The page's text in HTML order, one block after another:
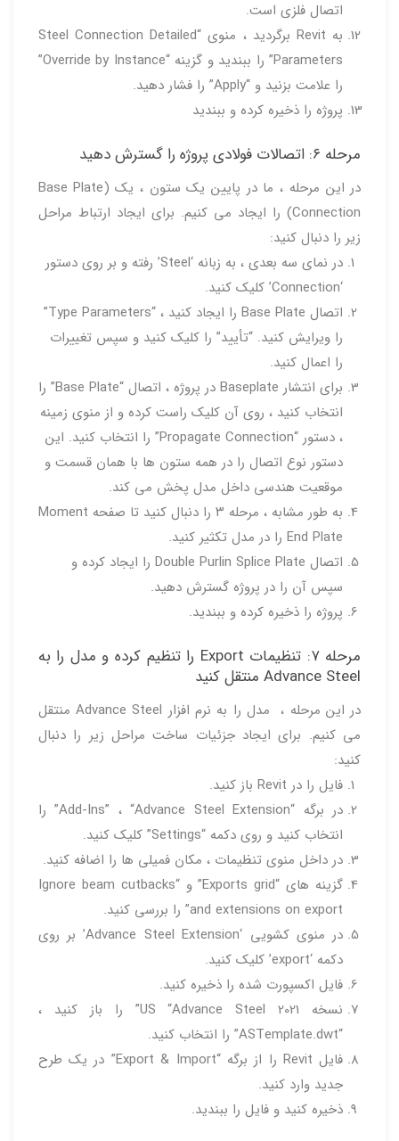
اتصال فلزی است.
به Revit برگردید ، منوی “Steel Connection Detailed
Parameters” را ببندید و گزینه “Override by Instance”
را علامت بزنید و “Apply” را فشار دهید.
پروژه را ذخیره کرده و ببندید
مرحله ۶: اتصالات فولادی پروژه را گسترش دهید
در این مرحله ، ما در پایین یک ستون ، یک (Base Plate
Connection) را ایجاد می کنیم. برای ایجاد ارتباط مراحل
زیر را دنبال کنید:
در نمای سه بعدی ، به زبانه ‘Steel’ رفته و بر روی دستور
‘Connection’ کلیک کنید.
اتصال Base Plate را ایجاد کنید ، “Type Parameters”
را ویرایش کنید. “تأیید” را کلیک کنید و سپس تغییرات
را اعمال کنید.
برای انتشار Baseplate در پروژه ، اتصال “Base Plate” را
انتخاب کنید ، روی آن کلیک راست کرده و از منوی زمینه
، دستور “Propagate Connection” را انتخاب کنید. این
دستور نوع اتصال را در همه ستون ها با همان قسمت و
موقعیت هندسی داخل مدل پخش می کند.
به طور مشابه ، مرحله ۳ را دنبال کنید تا صفحه Moment
End Plate را در مدل تکثیر کنید.
اتصال Double Purlin Splice Plate را ایجاد کرده و
سپس آن را در پروژه گسترش دهید.
پروژه را ذخیره کرده و ببندید.
مرحله ۷: تنظیمات Export را تنظیم کرده و مدل را به
Advance Steel منتقل کنید
در این مرحله ، مدل را به نرم افزار Advance Steel منتقل
می کنیم. برای ایجاد جزئیات ساخت مراحل زیر را دنبال
کنید:
فایل را در Revit باز کنید.
در برگه “Add-Ins” ، “Advance Steel Extension” را
انتخاب کنید و روی دکمه “Settings” کلیک کنید.
در داخل منوی تنظیمات ، مکان فمیلی ها را اضافه کنید.
گزینه های “Exports grid” و “Ignore beam cutbacks
and extensions on export” را بررسی کنید.
در منوی کشویی ‘Advance Steel Extension’ بر روی
دکمه ‘export’ کلیک کنید.
فایل اکسپورت شده را ذخیره کنید.
نسخه US “Advance Steel 2021” را باز کنید ،
“ASTemplate.dwt” را انتخاب کنید.
فایل Revit را از برگه “Export & Import” در یک طرح
جدید وارد کنید.
ذخیره کنید و فایل را ببندید.